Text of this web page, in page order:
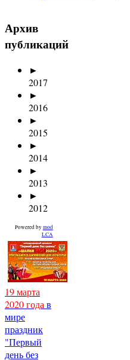
Архив
публикаций
►
2017
►
2016
►
2015
►
2014
►
2013
►
2012
Powered by mod
LCA
19 марта
2020 года в
мире
праздник
"Первый
день без